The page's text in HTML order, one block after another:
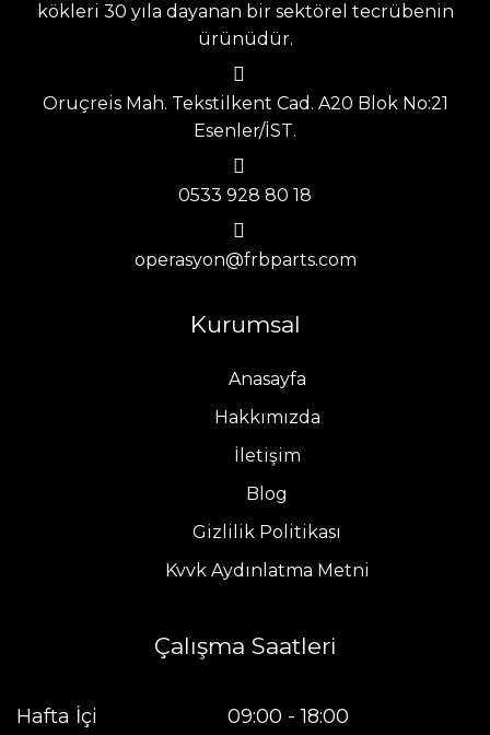
kökleri 30 yıla dayanan bir sektörel tecrübenin
ürünüdür.
Oruçreis Mah. Tekstilkent Cad. A20 Blok No:21
Esenler/İST.
0533 928 80 18
operasyon@frbparts.com
Kurumsal
Anasayfa
Hakkımızda
İletişim
Blog
Gizlilik Politikası
Kvvk Aydınlatma Metni
Çalışma Saatleri
Hafta İçi 09:00 - 18:00